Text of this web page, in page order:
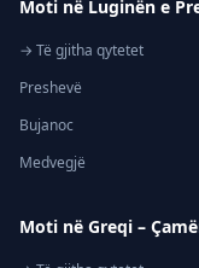
Moti në Luginën e
→ Të gjitha qytetet
Preshevë
Bujanoc
Medvegjë
Moti në Greqi –